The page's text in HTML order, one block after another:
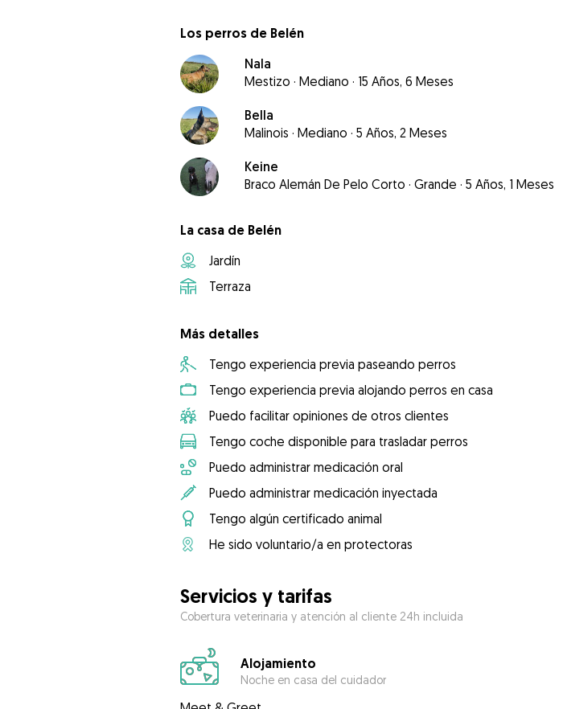
Los perros de Belén
Nala
Mestizo · Mediano · 15 Años, 6 Meses
Bella
Malinois · Mediano · 5 Años, 2 Meses
Keine
Braco Alemán De Pelo Corto · Grande · 5 Años, 1 Meses
La casa de Belén
Jardín
Terraza
Más detalles
Tengo experiencia previa paseando perros
Tengo experiencia previa alojando perros en casa
Puedo facilitar opiniones de otros clientes
Tengo coche disponible para trasladar perros
Puedo administrar medicación oral
Puedo administrar medicación inyectada
Tengo algún certificado animal
He sido voluntario/a en protectoras
Servicios y tarifas
Cobertura veterinaria y atención al cliente 24h incluida
Alojamiento
Noche en casa del cuidador